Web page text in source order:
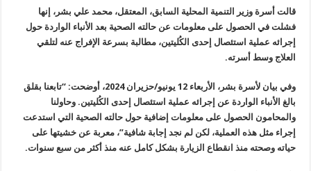
قالت أسرة وزير التنمية المحلية السابق، المعتقل، محمد علي بشر، إنها
فشلت في الحصول على معلومات عن حالته الصحية بعد الأنباء الواردة حول
إجرائه عملية استئصال إحدى الكُليتين، مطالبة بسرعة الإفراج عنه لتلقي
العلاج وسط أسرته.
وفي بيان لأسرة بشر، الأربعاء 12 يونيو/حزيران 2024، أوضحت: “تابعنا
بقلق
بالغ الأنباء الواردة عن إجرائه عملية استئصال إحدى الكُليتين.وحاولنا
والمحامون الحصول على معلومات إضافية حول حالته الصحية التي استدعت
إجراء مثل هذه العملية، لكن لم نجد إجابة شافية”، معربة عن خشيتها على
حياته وصحته منذ انقطاع الزيارة بشكل كامل عنه منذ أكثر من سبع سنوات.